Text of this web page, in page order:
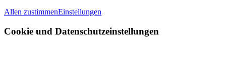
Allen zustimmenEinstellungen
Cookie und Datenschutzeinstellungen